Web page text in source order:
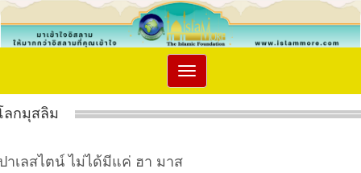
Toggle
navigation
ลกมุสลิม
าเลสไตน์ ไม่ได้มีแค่ ฮา มาส